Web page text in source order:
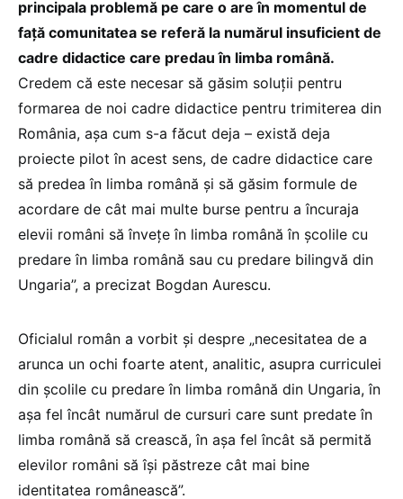
principala problemă pe care o are în momentul de
faţă comunitatea se referă la numărul insuficient de
cadre didactice care predau în limba română.
Credem că este necesar să găsim soluţii pentru
formarea de noi cadre didactice pentru trimiterea din
România, aşa cum s-a făcut deja – există deja
proiecte pilot în acest sens, de cadre didactice care
să predea în limba română şi să găsim formule de
acordare de cât mai multe burse pentru a încuraja
elevii români să înveţe în limba română în şcolile cu
predare în limba română sau cu predare bilingvă din
Ungaria”, a precizat Bogdan Aurescu.
Oficialul român a vorbit şi despre „necesitatea de a
arunca un ochi foarte atent, analitic, asupra curriculei
din şcolile cu predare în limba română din Ungaria, în
aşa fel încât numărul de cursuri care sunt predate în
limba română să crească, în aşa fel încât să permită
elevilor români să îşi păstreze cât mai bine
identitatea românească”.